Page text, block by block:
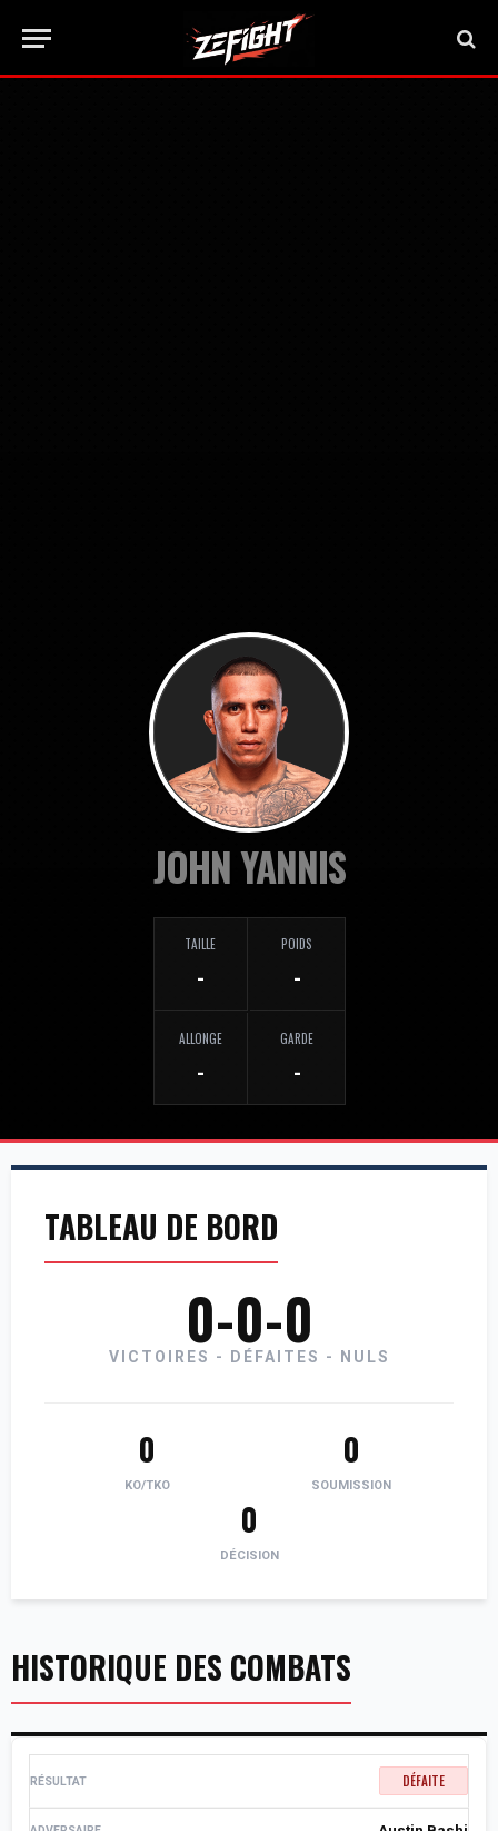
JOHN YANNIS
TAILLE
-
POIDS
-
ALLONGE
-
GARDE
-
TABLEAU DE BORD
0-0-0
VICTOIRES - DÉFAITES - NULS
0
KO/TKO
0
SOUMISSION
0
DÉCISION
HISTORIQUE DES COMBATS
DÉFAITE